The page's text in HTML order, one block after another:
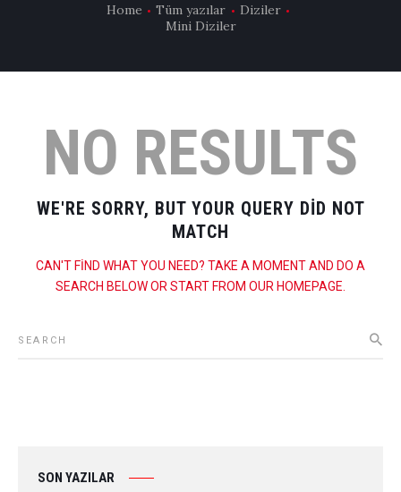
Home Tüm yazılar
Diziler
Mini Diziler
NO RESULTS
WE'RE SORRY, BUT YOUR QUERY DID NOT
MATCH
CAN'T FIND WHAT YOU NEED? TAKE A MOMENT AND DO A
SEARCH BELOW OR START FROM OUR HOMEPAGE
SON YAZILAR